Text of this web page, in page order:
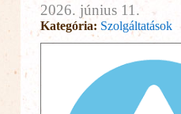
2026. június 11.
Kategória: Szolgáltatások